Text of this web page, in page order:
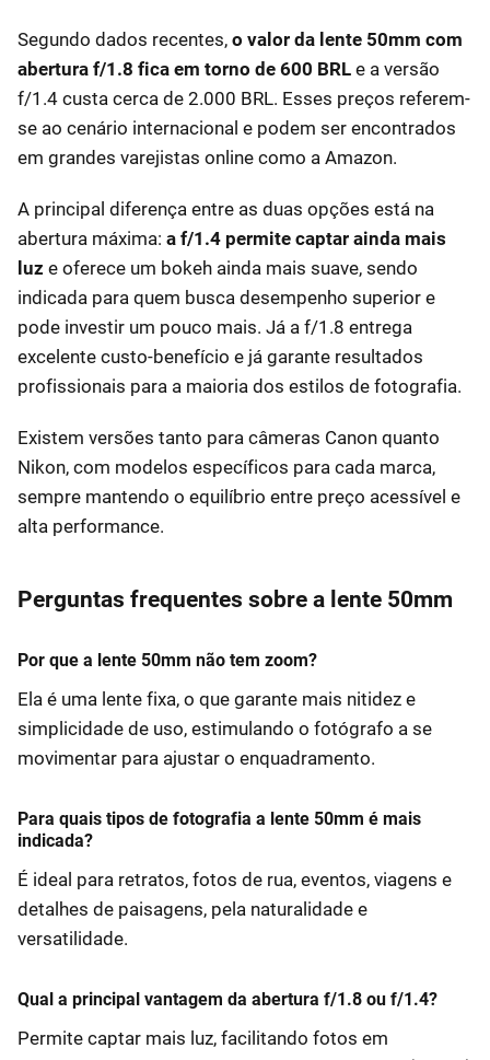
Segundo dados recentes, o valor da lente 50mm com
abertura f/1.8 fica em torno de 600 BRL e a versão
f/1.4 custa cerca de 2.000 BRL. Esses preços referem-
se ao cenário internacional e podem ser encontrados
em grandes varejistas online como a Amazon.
A principal diferença entre as duas opções está na
abertura máxima: a f/1.4 permite captar ainda mais
luz e oferece um bokeh ainda mais suave, sendo
indicada para quem busca desempenho superior e
pode investir um pouco mais. Já a f/1.8 entrega
excelente custo-benefício e já garante resultados
profissionais para a maioria dos estilos de fotografia.
Existem versões tanto para câmeras Canon quanto
Nikon, com modelos específicos para cada marca,
sempre mantendo o equilíbrio entre preço acessível e
alta performance.
Perguntas frequentes sobre a lente 50mm
Por que a lente 50mm não tem zoom?
Ela é uma lente fixa, o que garante mais nitidez e
simplicidade de uso, estimulando o fotógrafo a se
movimentar para ajustar o enquadramento.
Para quais tipos de fotografia a lente 50mm é mais
indicada?
É ideal para retratos, fotos de rua, eventos, viagens e
detalhes de paisagens, pela naturalidade e
versatilidade.
Qual a principal vantagem da abertura f/1.8 ou f/1.4?
Permite captar mais luz, facilitando fotos em